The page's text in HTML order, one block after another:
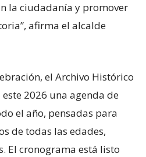
la ciudadanía y promover
afirma el alcalde
el Archivo Histórico
2026 una agenda de
el año, pensadas para
de todas las edades,
El cronograma está listo